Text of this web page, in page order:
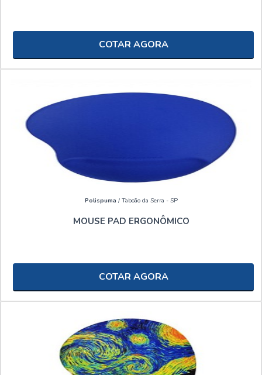
COTAR AGORA
Polispuma / Taboão da Serra - SP
MOUSE PAD ERGONÔMICO
COTAR AGORA